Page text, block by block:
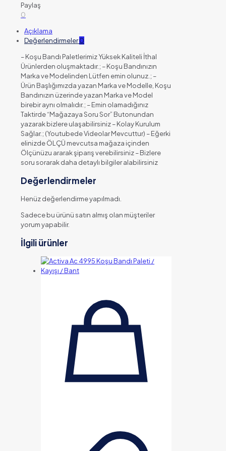
Paylaş
0
Açıklama
Değerlendirmeler0
– Koşu Bandı Paletlerimiz Yüksek Kaliteli İthal
Ürünlerden oluşmaktadır.; – Koşu Bandınızın
Marka ve Modelinden Lütfen emin olunuz.; –
Ürün Başlığımızda yazan Marka ve Modelle, Koşu
Bandınızın üzerinde yazan Marka ve Model
birebir aynı olmalıdır.; – Emin olamadığınız
Taktirde “Mağazaya Soru Sor” Butonundan
yazarak bizlere ulaşabilirsiniz – Kolay Kurulum
Sağlar.; (Youtubede Videolar Mevcuttur) – Eğerki
elinizde ÖLÇÜ mevcutsa mağaza içinden
Ölçünüzu ararak şiparış verebilirsiniz – Bizlere
soru sorarak daha detaylı bilgiler alabilirsiniz
Değerlendirmeler
Henüz değerlendirme yapılmadı.
Sadece bu ürünü satın almış olan müşteriler
yorum yapabilir.
İlgili ürünler